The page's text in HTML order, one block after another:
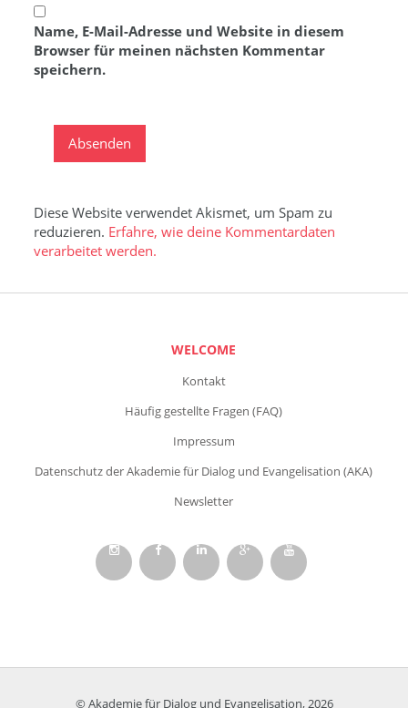
Name, E-Mail-Adresse und Website in diesem
Browser für meinen nächsten Kommentar
speichern.
Diese Website verwendet Akismet, um Spam zu
reduzieren. Erfahre, wie deine Kommentardaten
verarbeitet werden.
WELCOME
Kontakt
Häufig gestellte Fragen (FAQ)
Impressum
Datenschutz der Akademie für Dialog und Evangelisation (AKA)
Newsletter
© Akademie für Dialog und Evangelisation, 2026